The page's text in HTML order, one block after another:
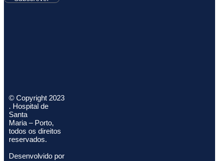
© Copyright 2023
. Hospital de
Santa
Maria – Porto,
todos os direitos
reservados.
Desenvolvido por